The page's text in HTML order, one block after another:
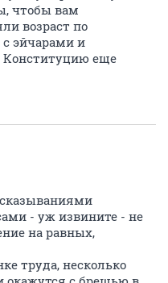
на дальнейшие
вообще никакого
нет, самооценка
в колючий
вообще тогда идет
три работы и получать
уважайте себя,
в хорошо
баллов, потому что
прослеживаются все
(а их лучше